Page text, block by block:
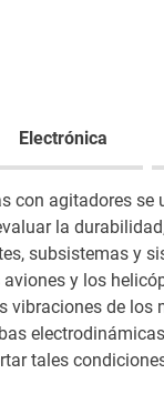
Electrónica
con agitadores
la
subsistemas y
y los
vibraciones de los
tales